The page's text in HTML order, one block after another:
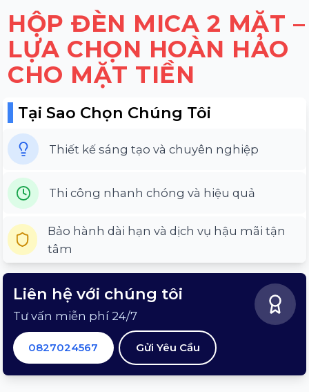
HỘP ĐÈN MICA 2 MẶT –
LỰA CHỌN HOÀN HẢO
CHO MẶT TIỀN
Tại Sao Chọn Chúng Tôi
Thiết kế sáng tạo và chuyên nghiệp
Thi công nhanh chóng và hiệu quả
Bảo hành dài hạn và dịch vụ hậu mãi tận
tâm
Liên hệ với chúng tôi
Tư vấn miễn phí 24/7
0827024567 Gửi Yêu Cầu